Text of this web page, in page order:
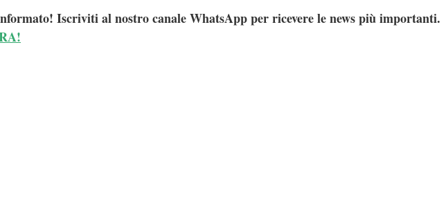
Iscriviti al nostro canale WhatsApp per ricevere le news più importanti.